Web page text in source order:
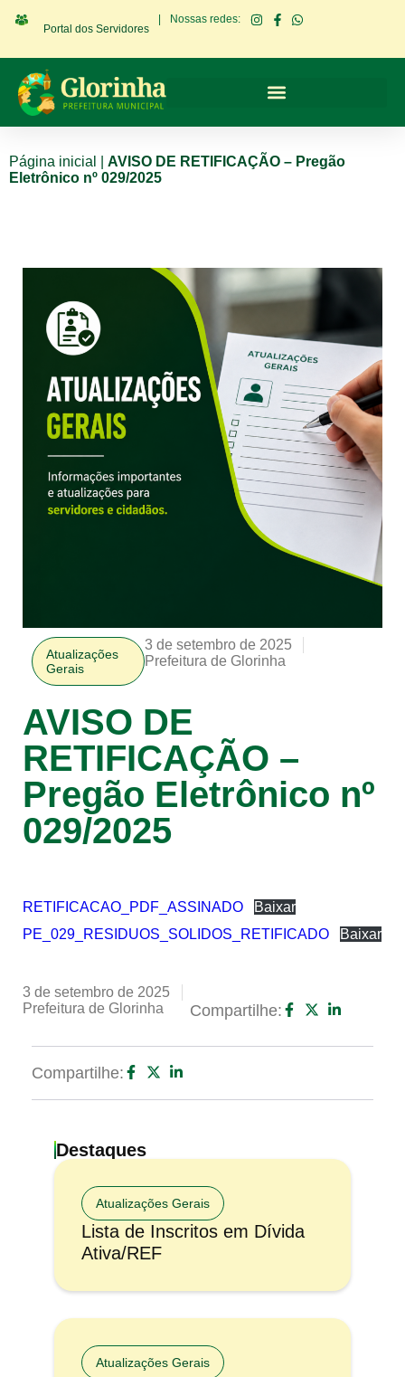
Portal dos Servidores
Nossas redes:
Página inicial
AVISO DE RETIFICAÇÃO – Pregão
Eletrônico nº 029/2025
Atualizações
Gerais
3 de setembro de 2025
Prefeitura de Glorinha
AVISO DE
RETIFICAÇÃO –
Pregão Eletrônico nº
029/2025
RETIFICACAO_PDF_ASSINADO
Baixar
PE_029_RESIDUOS_SOLIDOS_RETIFICADO
Baixar
3 de setembro de 2025
Prefeitura de Glorinha
Compartilhe:
Compartilhe:
Destaques
Atualizações Gerais
Lista de Inscritos em Dívida
Ativa/REF
Atualizações Gerais